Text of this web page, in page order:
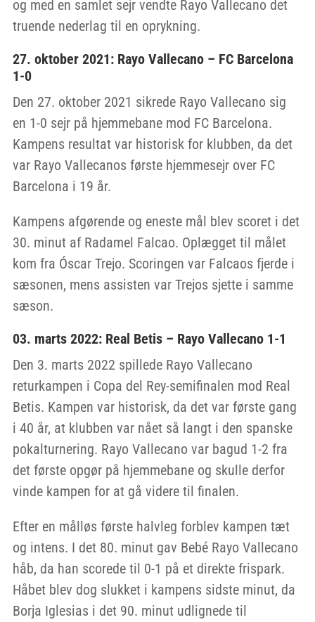
og med en samlet sejr vendte Rayo Vallecano det
truende nederlag til en oprykning.
27. oktober 2021: Rayo Vallecano – FC Barcelona
1-0
Den 27. oktober 2021 sikrede Rayo Vallecano sig
en 1-0 sejr på hjemmebane mod FC Barcelona.
Kampens resultat var historisk for klubben, da det
var Rayo Vallecanos første hjemmesejr over FC
Barcelona i 19 år.
Kampens afgørende og eneste mål blev scoret i det
30. minut af Radamel Falcao. Oplægget til målet
kom fra Óscar Trejo. Scoringen var Falcaos fjerde i
sæsonen, mens assisten var Trejos sjette i samme
sæson.
03. marts 2022: Real Betis – Rayo Vallecano 1-1
Den 3. marts 2022 spillede Rayo Vallecano
returkampen i Copa del Rey-semifinalen mod Real
Betis. Kampen var historisk, da det var første gang
i 40 år, at klubben var nået så langt i den spanske
pokalturnering. Rayo Vallecano var bagud 1-2 fra
det første opgør på hjemmebane og skulle derfor
vinde kampen for at gå videre til finalen.
Efter en målløs første halvleg forblev kampen tæt
og intens. I det 80. minut gav Bebé Rayo Vallecano
håb, da han scorede til 0-1 på et direkte frispark.
Håbet blev dog slukket i kampens sidste minut, da
Borja Iglesias i det 90. minut udlignede til